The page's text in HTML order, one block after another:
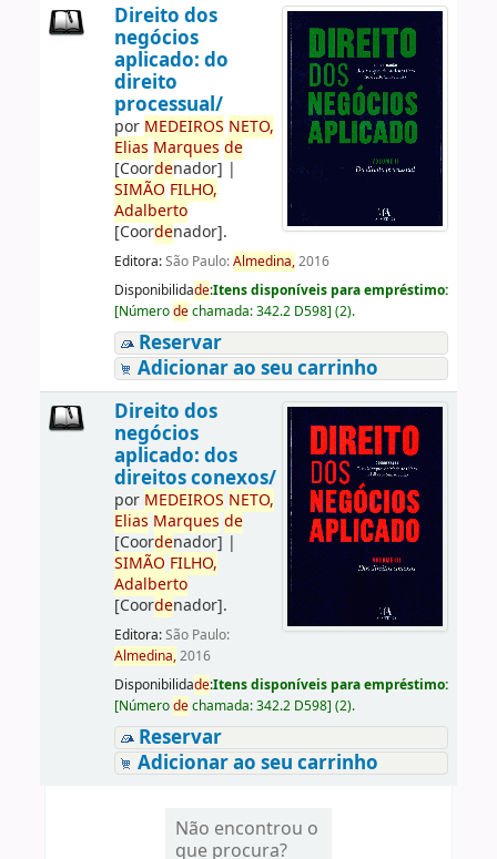
Direito dos
negócios
aplicado: do
direito
processual/
por MEDEIROS NETO,
Elias Marques de
[Coordenador] |
SIMÃO FILHO,
Adalberto
[Coordenador].
Editora:São Paulo:Almedina,2016
Disponibilidade:Itens disponíveis para empréstimo:
[Númerodechamada:342.2 D598] (2).
Reservar
Adicionar ao seu carrinho
Direito dos
negócios
aplicado: dos
direitos conexos/
por MEDEIROS NETO,
Elias Marques de
[Coordenador] |
SIMÃO FILHO,
Adalberto
[Coordenador].
Editora:São Paulo:
Almedina,2016
Disponibilidade:Itens disponíveis para empréstimo:
[Númerodechamada:342.2 D598] (2).
Reservar
Adicionar ao seu carrinho
Não encontrou o
que procura?